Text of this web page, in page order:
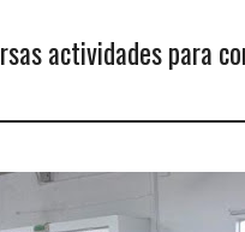
actividades para